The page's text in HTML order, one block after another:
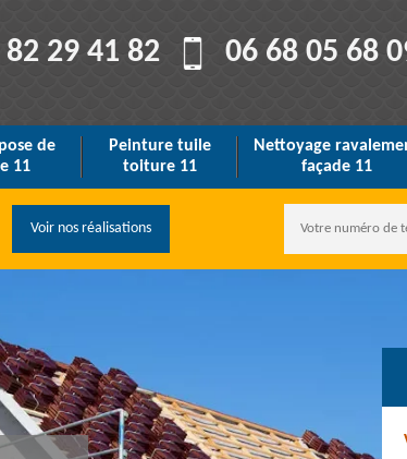
29 41 82 06 68 05 68
de
11
Peinture tuile
toiture 11
Nettoyage
façade 11
Voir nos réalisations